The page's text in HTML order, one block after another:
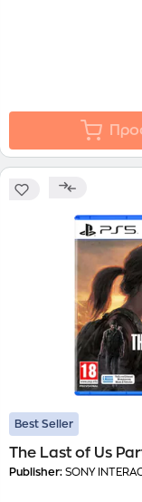
Best Seller
The Last of Us
Publisher:SONY